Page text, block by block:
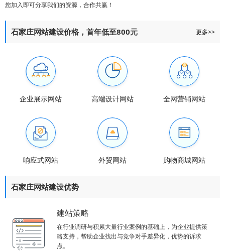
您加入即可分享我们的资源，合作共赢！
石家庄网站建设价格，首年低至800元 更多>>
企业展示网站 高端设计网站 全网营销网站
响应式网站 外贸网站 购物商城网站
石家庄网站建设优势
建站策略
在行业调研与积累大量行业案例的基础上，为企业提供策
略支持，帮助企业找出与竞争对手差异化，优势的诉求
点。